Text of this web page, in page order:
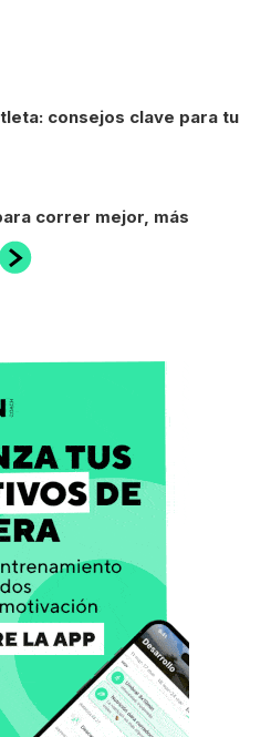
consejos clave para tu
correr mejor, más